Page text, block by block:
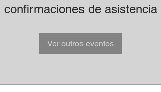
confirmaciones de asistencia
Ver outros eventos